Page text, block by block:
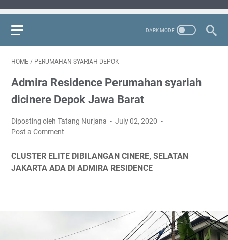
HOME / PERUMAHAN SYARIAH DEPOK
Admira Residence Perumahan syariah
dicinere Depok Jawa Barat
Diposting oleh Tatang Nurjana
July 02, 2020
Post a Comment
CLUSTER ELITE DIBILANGAN CINERE, SELATAN
JAKARTA ADA DI ADMIRA RESIDENCE